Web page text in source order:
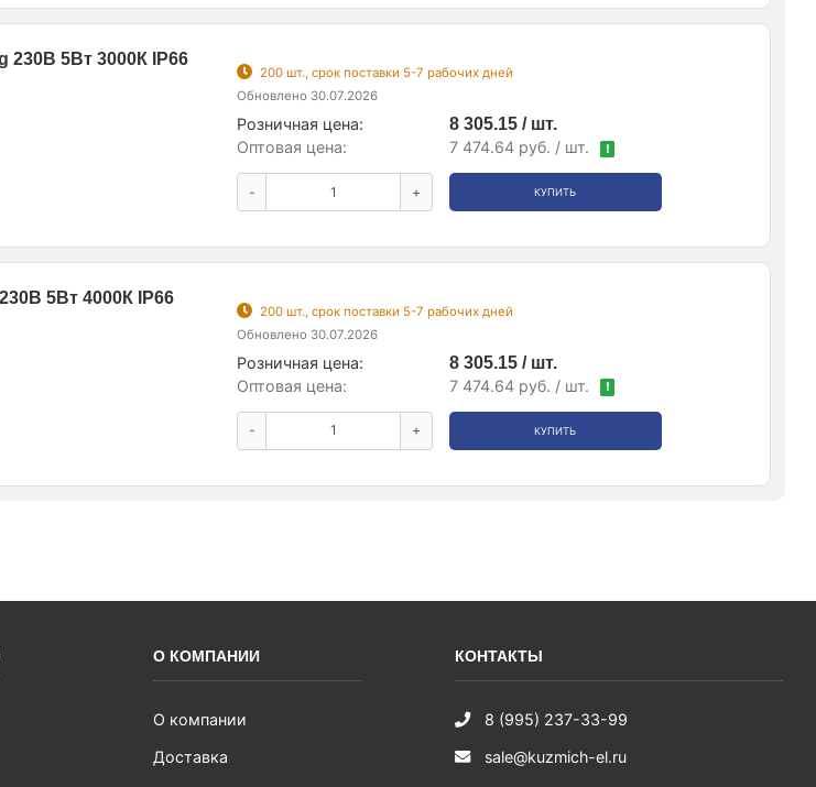
230В 5Вт 3000К IP66
200 шт., срок поставки 5-7 рабочих дней
Обновлено 30.07.2026
Розничная цена:
8 305.15 / шт.
Оптовая цена:
7 474.64 руб. / шт. !
- + КУПИТЬ
5Вт 4000К IP66
200 шт., срок поставки 5-7 рабочих дней
Обновлено 30.07.2026
Розничная цена:
8 305.15 / шт.
Оптовая цена:
7 474.64 руб. / шт. !
- + КУПИТЬ
О КОМПАНИИ
О компании
Доставка
КОНТАКТЫ
8 (995) 237-33-99
sale@kuzmich-el.ru